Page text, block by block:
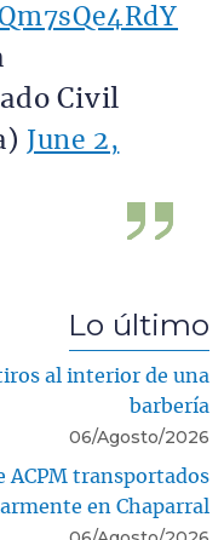
Civil
June 2,
Lo último
al interior de una
barbería
06/Agosto/2026
ACPM transportados
en Chaparral